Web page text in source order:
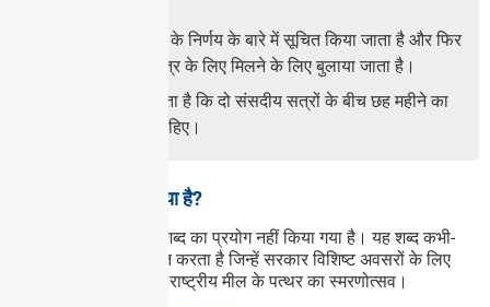
राष्ट्रपति को समिति के निर्णय के बारे में सूचित किया जाता है और फिर
संसद सदस्यों को सत्र के लिए मिलने के लिए बुलाया जाता है।
संविधान निर्दिष्ट करता है कि दो संसदीय सत्रों के बीच छह महीने का
अंतराल नहीं होना चाहिए।
संसद का विशेष सत्र क्या है?
संविधान में “विशेष सत्र” शब्द का प्रयोग नहीं किया गया है। यह शब्द कभी-
कभी उन सत्रों को संदर्भित करता है जिन्हें सरकार विशिष्ट अवसरों के लिए
बुलाती है, जैसे संसदीय या राष्ट्रीय मील के पत्थर का स्मरणोत्सव।